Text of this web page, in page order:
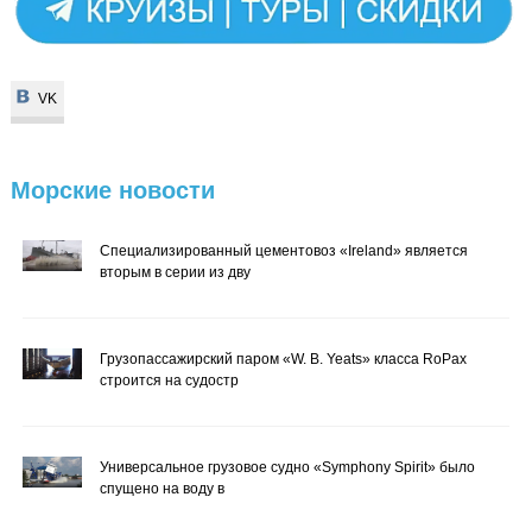
VK
VK
Морские новости
Специализированный цементовоз «Ireland» является
вторым в серии из дву
Грузопассажирский паром «W. B. Yeats» класса RoPax
строится на судостр
Универсальное грузовое судно «Symphony Spirit» было
спущено на воду в